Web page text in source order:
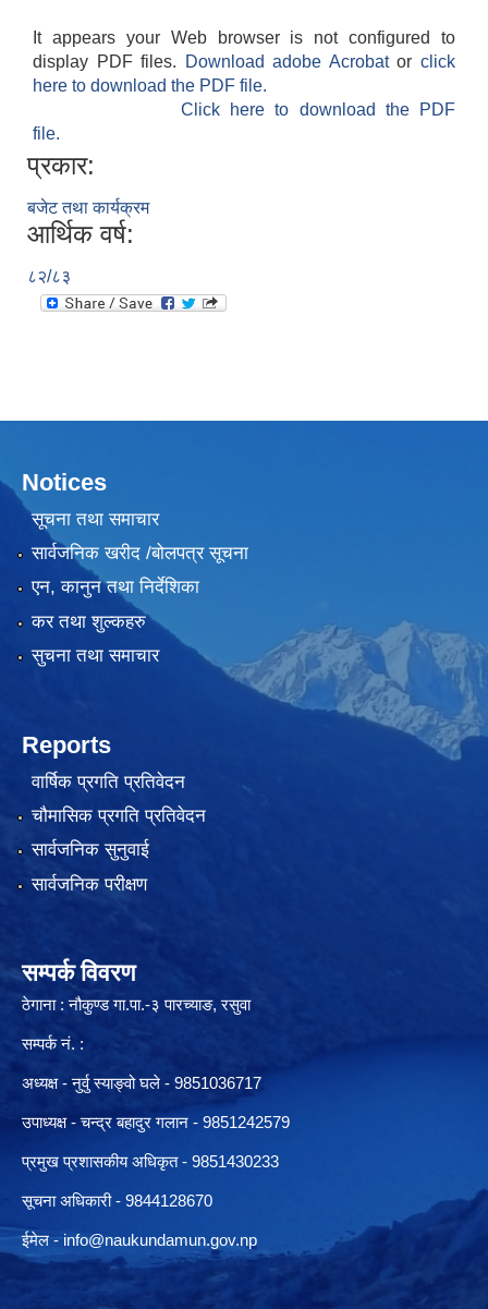
It appears your Web browser is not configured to
display PDF files.
Download adobe Acrobatorclick
here to download the PDF file.
Click here to download the PDF
file.
प्रकार:
बजेट तथा कार्यक्रम
आर्थिक वर्ष:
८२/८३
Notices
सूचना तथा समाचार
सार्वजनिक खरीद /बोलपत्र सूचना
एन, कानुन तथा निर्देशिका
कर तथा शुल्कहरु
सुचना तथा समाचार
Reports
वार्षिक प्रगति प्रतिवेदन
चौमासिक प्रगति प्रतिवेदन
सार्वजनिक सुनुवाई
सार्वजनिक परीक्षण
सम्पर्क विवरण
ठेगाना : नौकुण्ड गा.पा.-३ पारच्याङ, रसुवा
सम्पर्क नं. :
अध्यक्ष - नुर्वु स्याङ्वो घले - 9851036717
उपाध्यक्ष - चन्द्र बहादुर गलान - 9851242579
प्रमुख प्रशासकीय अधिकृत - 9851430233
सूचना अधिकारी - 9844128670
ईमेल - info@naukundamun.gov.np